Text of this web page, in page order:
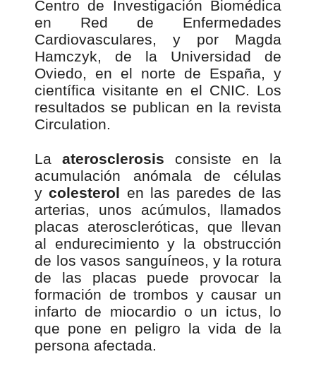
Centro de Investigación Biomédica
en Red de Enfermedades
Cardiovasculares, y por Magda
Hamczyk, de la Universidad de
Oviedo, en el norte de España, y
científica visitante en el CNIC. Los
resultados se publican en la revista
Circulation.
La aterosclerosis consiste en la
acumulación anómala de células
ycolesterol en las paredes de las
arterias, unos acúmulos, llamados
placas ateroscleróticas, que llevan
al endurecimiento y la obstrucción
de los vasos sanguíneos, y la rotura
de las placas puede provocar la
formación de trombos y causar un
infarto de miocardio o un ictus, lo
que pone en peligro la vida de la
persona afectada.